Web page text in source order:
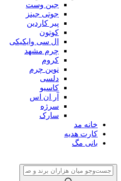
جین وست
جوتی جینز
پیر کاردین
کوتون
ال سی وایکیکی
چرم مشهد
کروم
نوین چرم
دلسی
کاسیو
آر ان اس
سرژه
سارک
خانه مد
کارت هدیه
بانی مگ